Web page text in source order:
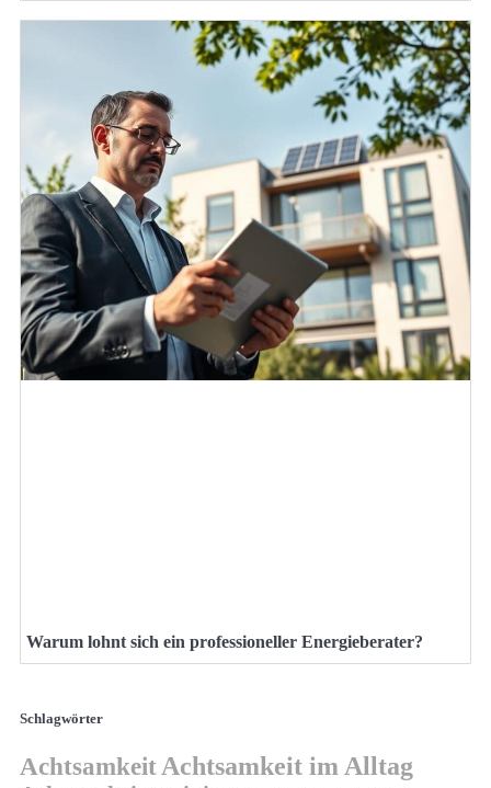
Warum lohnt sich ein professioneller Energieberater?
Schlagwörter
AchtsamkeitAchtsamkeit im Alltag